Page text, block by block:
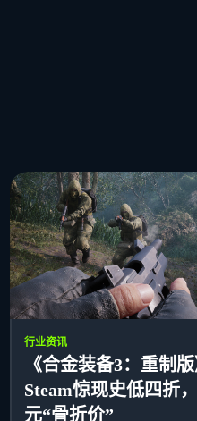
行业资讯
《合金装备3：重制
Steam惊现史低四折
元“骨折价”